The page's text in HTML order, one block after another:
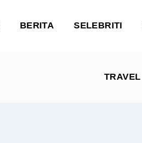
BERITA SELEBRITI
TRAVEL